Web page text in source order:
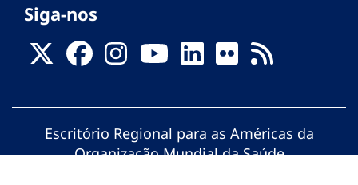
Siga-nos
Escritório Regional para as Américas da
Organização Mundial da Saúde